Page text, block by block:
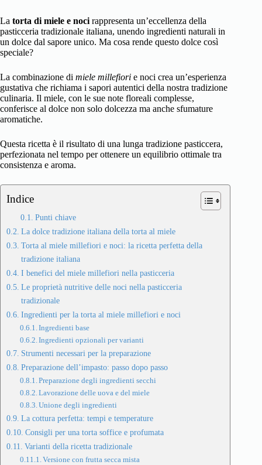
La torta di miele e noci rappresenta un’eccellenza della
pasticceria tradizionale italiana, unendo ingredienti naturali in
un dolce dal sapore unico. Ma cosa rende questo dolce così
speciale?
La combinazione di miele millefiori e noci crea un’esperienza
gustativa che richiama i sapori autentici della nostra tradizione
culinaria. Il miele, con le sue note floreali complesse,
conferisce al dolce non solo dolcezza ma anche sfumature
aromatiche.
Questa ricetta è il risultato di una lunga tradizione pasticcera,
perfezionata nel tempo per ottenere un equilibrio ottimale tra
consistenza e aroma.
Indice
Punti chiave
La dolce tradizione italiana della torta al miele
Torta al miele millefiori e noci: la ricetta perfetta della
tradizione italiana
I benefici del miele millefiori nella pasticceria
Le proprietà nutritive delle noci nella pasticceria
tradizionale
Ingredienti per la torta al miele millefiori e noci
Ingredienti base
Ingredienti opzionali per varianti
Strumenti necessari per la preparazione
Preparazione dell’impasto: passo dopo passo
Preparazione degli ingredienti secchi
Lavorazione delle uova e del miele
Unione degli ingredienti
La cottura perfetta: tempi e temperature
Consigli per una torta soffice e profumata
Varianti della ricetta tradizionale
Versione con frutta secca mista